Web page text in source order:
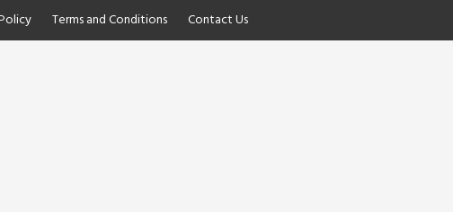
Terms and Conditions Contact Us